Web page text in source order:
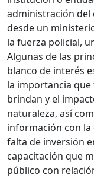
administración del
desde un
la fuerza policial,
Algunas de las
blanco de interés
la importancia
brindan y el
naturaleza, así
información con la
falta de inversión
capacitación que
público con